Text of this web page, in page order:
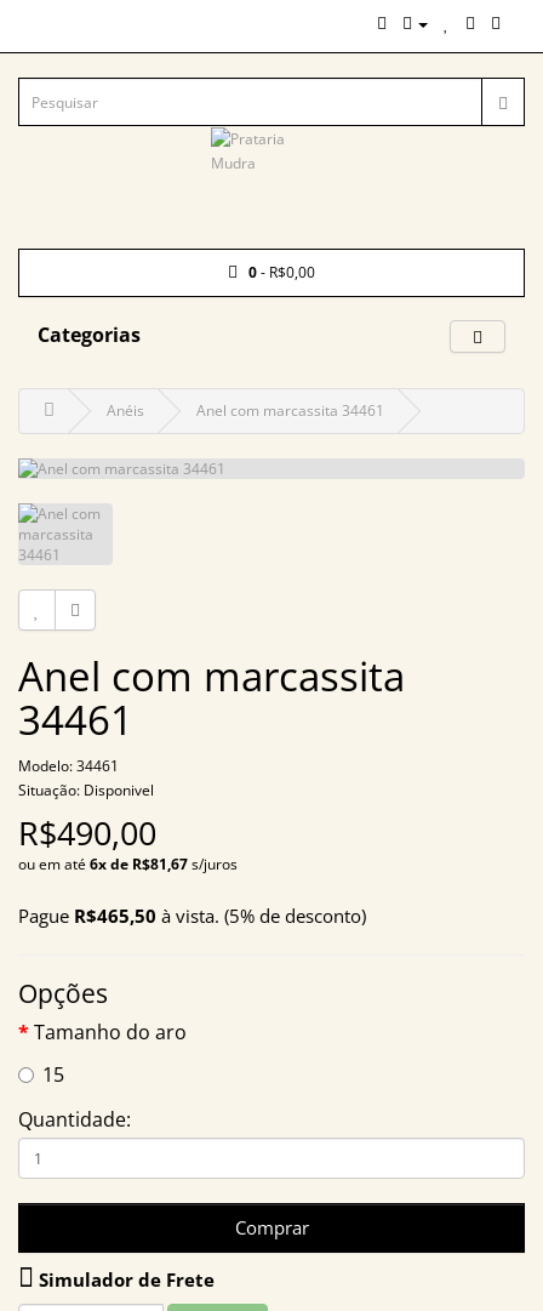
0- R$0,00
Categorias
Anéis Anel com marcassita 34461
Anel com marcassita
34461
Modelo: 34461
Situação: Disponivel
R$490,00
ou em até6x de R$81,67s/juros
Pague R$465,50 à vista. (5% de desconto)
Opções
Tamanho do aro
15
Quantidade:
Comprar
Simulador de Frete